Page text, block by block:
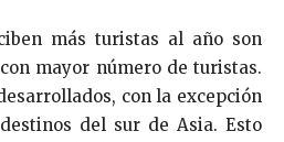
más turistas al año son
mayor número de turistas.
con la excepción
del sur de Asia. Esto